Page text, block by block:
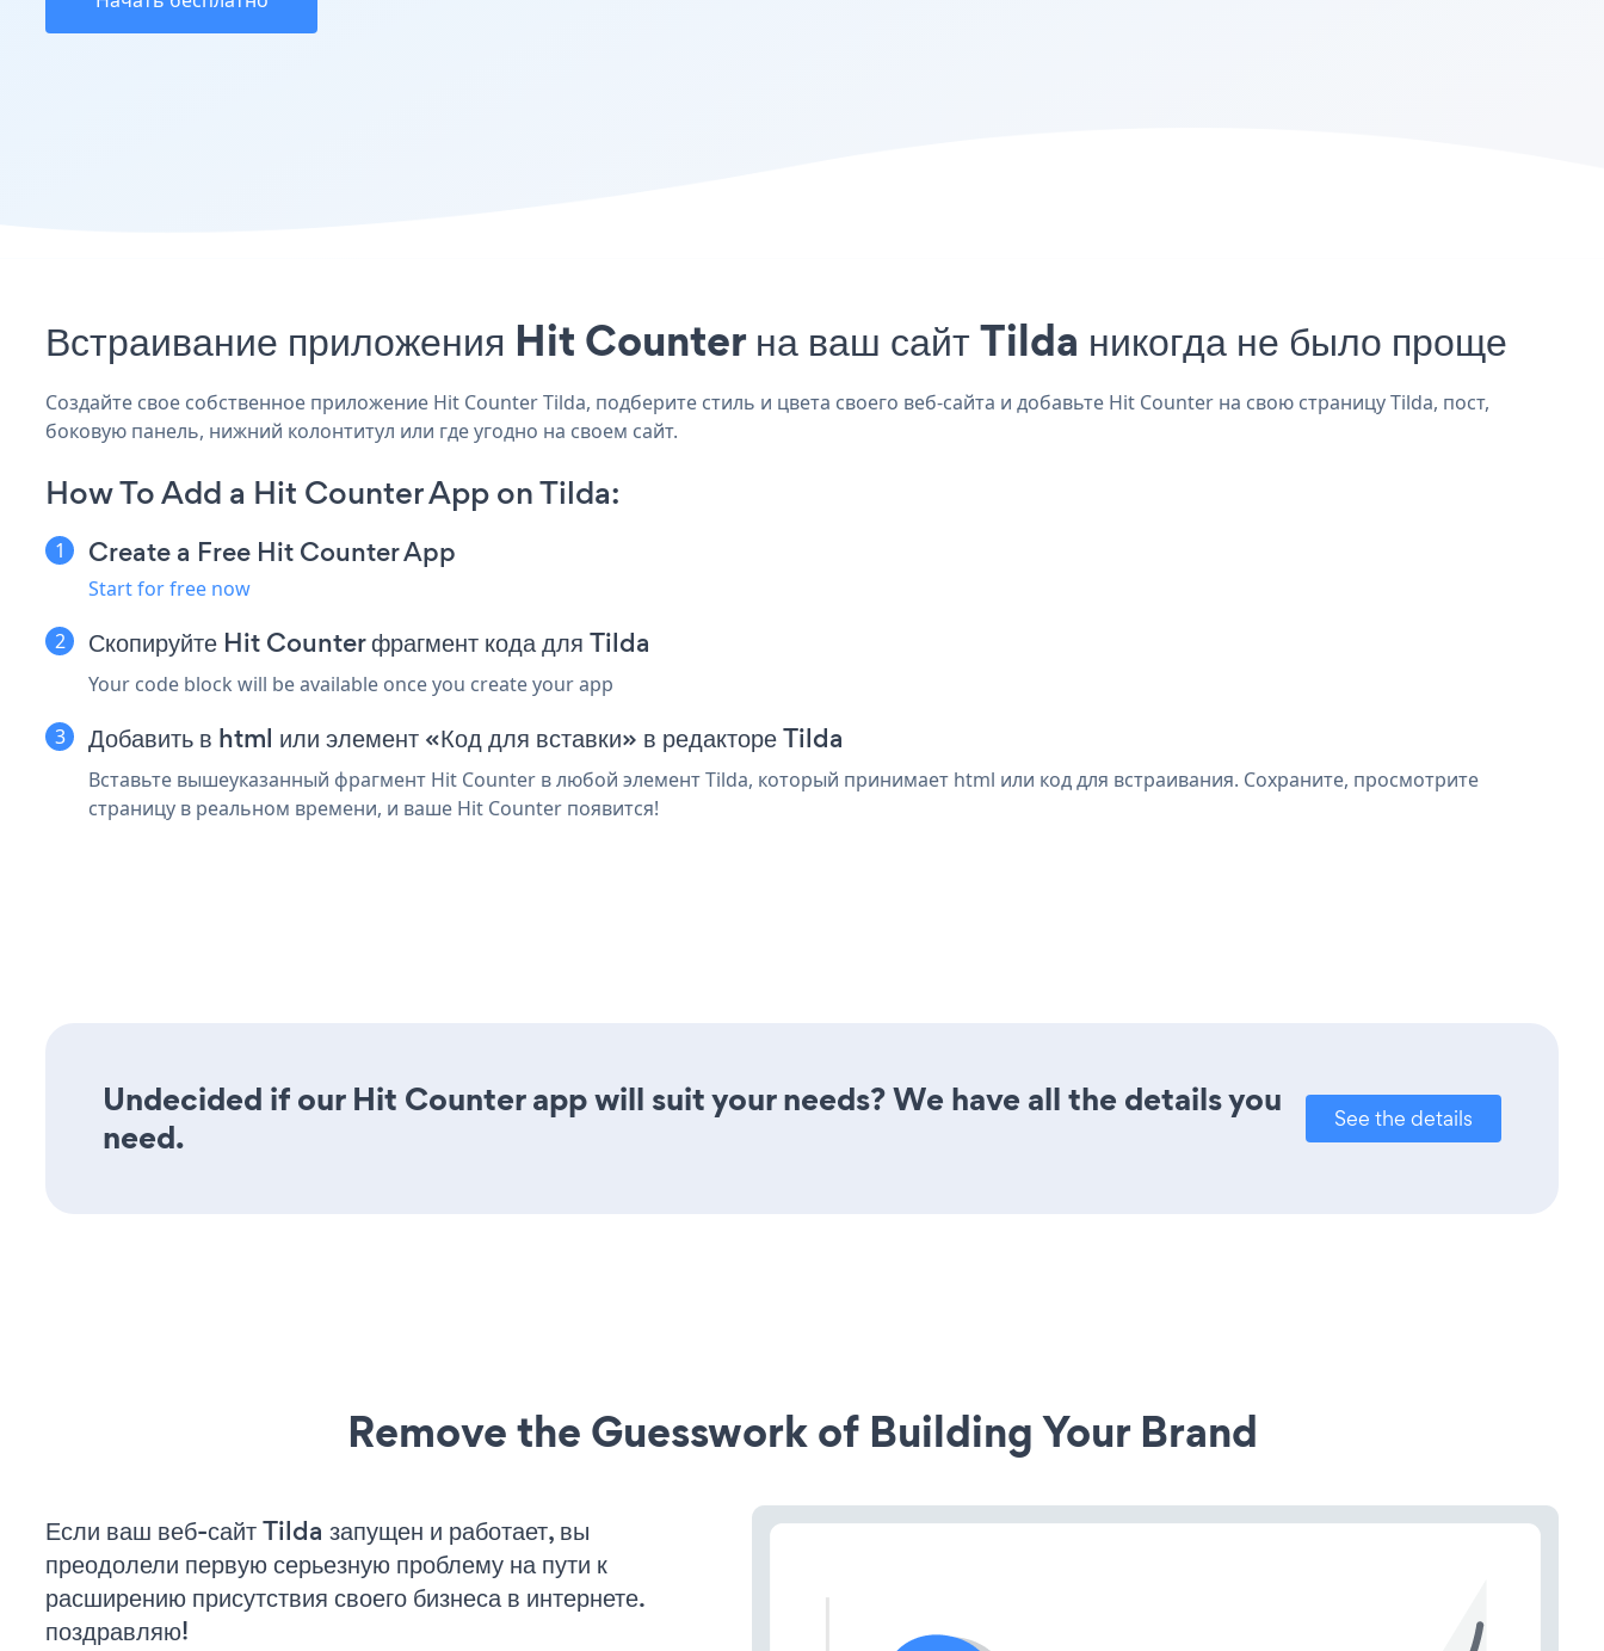
Встраивание приложения Hit Counter на ваш сайт Tilda никогда не было проще
Создайте свое собственное приложение Hit Counter Tilda, подберите стиль и цвета своего веб-сайта и добавьте Hit Counter на свою страницу Tilda, пост,
боковую панель, нижний колонтитул или где угодно на своем сайт.
How To Add a Hit Counter App on Tilda:
Create a Free Hit Counter App
Start for free now
Скопируйте Hit Counter фрагмент кода для Tilda
Your code block will be available once you create your app
Добавить в html или элемент «Код для вставки» в редакторе Tilda
Вставьте вышеуказанный фрагмент Hit Counter в любой элемент Tilda, который принимает html или код для встраивания. Сохраните, просмотрите
страницу в реальном времени, и ваше Hit Counter появится!
Undecided if our Hit Counter app will suit your needs? We have all the details you
need.
See the details
Remove the Guesswork of Building Your Brand
Если ваш веб-сайт Tilda запущен и работает, вы
преодолели первую серьезную проблему на пути к
расширению присутствия своего бизнеса в интернете.
поздравляю!